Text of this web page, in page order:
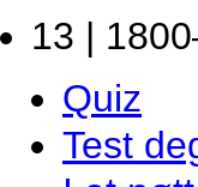
13 |
Quiz
Test